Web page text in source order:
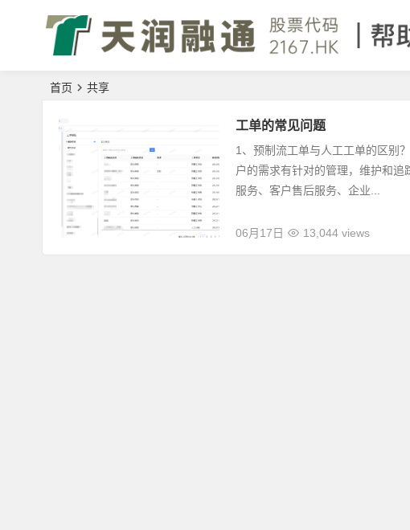
首页 共享
工单的常见问题
1、预制流工单与人工工单的区别
户的需求有针对的管理，维护和
服务、客户售后服务、企业...
06月17日 13,044 views